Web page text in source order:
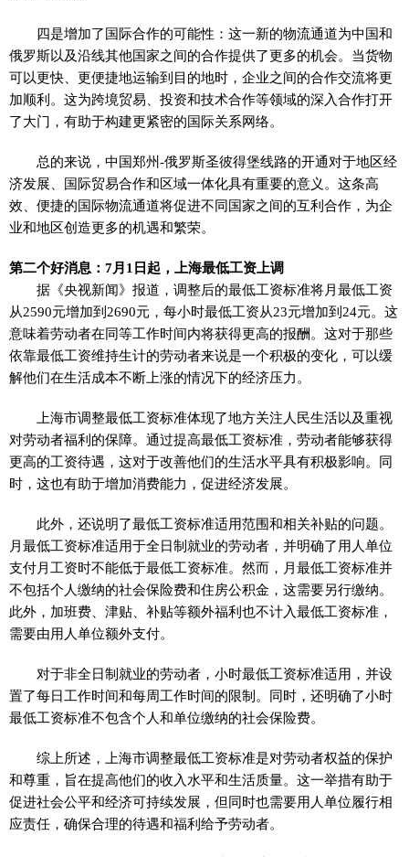
四是增加了国际合作的可能性：这一新的物流通道为中国和
俄罗斯以及沿线其他国家之间的合作提供了更多的机会。当货物
可以更快、更便捷地运输到目的地时，企业之间的合作交流将更
加顺利。这为跨境贸易、投资和技术合作等领域的深入合作打开
了大门，有助于构建更紧密的国际关系网络。
总的来说，中国郑州-俄罗斯圣彼得堡线路的开通对于地区经
济发展、国际贸易合作和区域一体化具有重要的意义。这条高
效、便捷的国际物流通道将促进不同国家之间的互利合作，为企
业和地区创造更多的机遇和繁荣。
第二个好消息：7月1日起，上海最低工资上调
据《央视新闻》报道，调整后的最低工资标准将月最低工资
从2590元增加到2690元，每小时最低工资从23元增加到24元。这
意味着劳动者在同等工作时间内将获得更高的报酬。这对于那些
依靠最低工资维持生计的劳动者来说是一个积极的变化，可以缓
解他们在生活成本不断上涨的情况下的经济压力。
上海市调整最低工资标准体现了地方关注人民生活以及重视
对劳动者福利的保障。通过提高最低工资标准，劳动者能够获得
更高的工资待遇，这对于改善他们的生活水平具有积极影响。同
时，这也有助于增加消费能力，促进经济发展。
此外，还说明了最低工资标准适用范围和相关补贴的问题。
月最低工资标准适用于全日制就业的劳动者，并明确了用人单位
支付月工资时不能低于最低工资标准。然而，月最低工资标准并
不包括个人缴纳的社会保险费和住房公积金，这需要另行缴纳。
此外，加班费、津贴、补贴等额外福利也不计入最低工资标准，
需要由用人单位额外支付。
对于非全日制就业的劳动者，小时最低工资标准适用，并设
置了每日工作时间和每周工作时间的限制。同时，还明确了小时
最低工资标准不包含个人和单位缴纳的社会保险费。
综上所述，上海市调整最低工资标准是对劳动者权益的保护
和尊重，旨在提高他们的收入水平和生活质量。这一举措有助于
促进社会公平和经济可持续发展，但同时也需要用人单位履行相
应责任，确保合理的待遇和福利给予劳动者。